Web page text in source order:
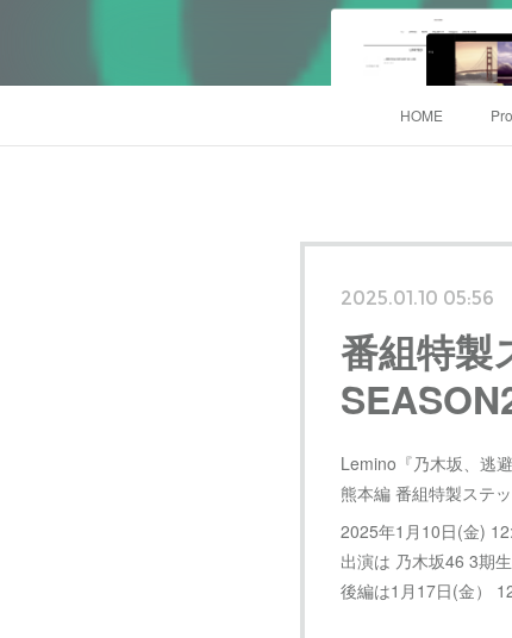
HOME
2025.01.10 05:56
番組特製
Lemino『乃木坂、逃
熊本編 番組特製ステ
2025年1月10日(金)
出演は 乃木坂46 3期
後編は1月17日(金）